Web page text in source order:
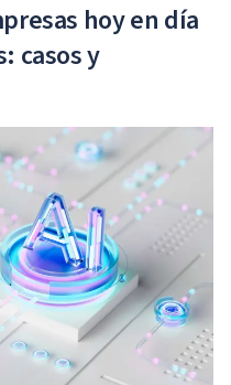
hoy en día
casos y